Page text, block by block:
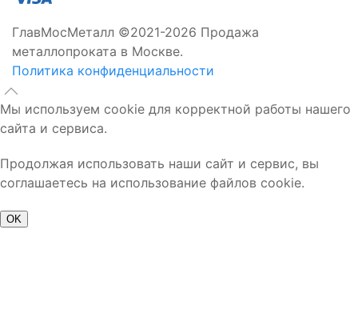
ГлавМосМеталл ©2021-2026 Продажа
металлопроката в Москве.
Политика конфиденциальности
Мы используем cookie для корректной работы нашего
сайта и сервиса.
Продолжая использовать наши сайт и сервис, вы
соглашаетесь на использование файлов cookie.
OK